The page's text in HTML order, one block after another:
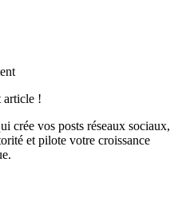
article !
crée vos posts réseaux sociaux,
et pilote votre croissance